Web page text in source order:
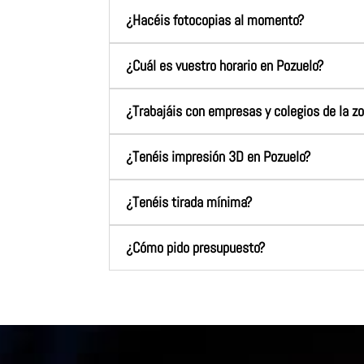
¿Hacéis fotocopias al momento?
¿Cuál es vuestro horario en Pozuelo?
¿Trabajáis con empresas y colegios de la
¿Tenéis impresión 3D en Pozuelo?
¿Tenéis tirada mínima?
¿Cómo pido presupuesto?